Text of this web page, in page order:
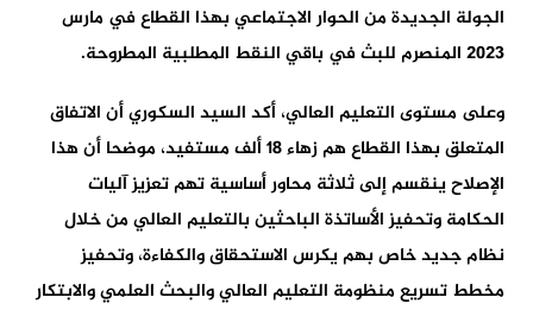
الجولة الجديدة من الحوار الاجتماعي بهذا القطاع في مارس
2023 المنصرم للبث في باقي النقط المطلبية المطروحة.
وعلى مستوى التعليم العالي، أكد السيد السكوري أن الاتفاق
المتعلق بهذا القطاع هم زهاء 18 ألف مستفيد، موضحا أن هذا
الإصلاح ينقسم إلى ثلاثة محاور أساسية تهم تعزيز آليات
الحكامة وتحفيز الأساتذة الباحثين بالتعليم العالي من خلال
نظام جديد خاص بهم يكرس الاستحقاق والكفاءة، وتحفيز
مخطط تسريع منظومة التعليم العالي والبحث العلمي والابتكار